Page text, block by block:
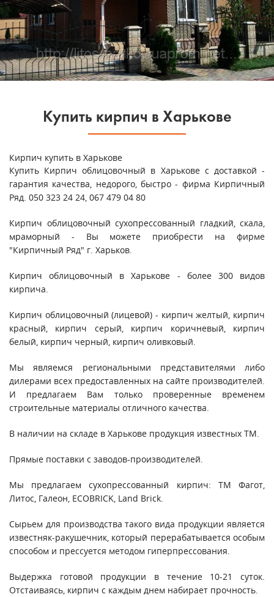
Купить кирпич в Харькове
Кирпич купить в Харькове
Купить Кирпич облицовочный в Харьковес доставкой -
гарантия качества, недорого, быстро - фирма Кирпичный
Ряд. 050 323 24 24, 067 479 04 80
Кирпич облицовочный сухопрессованный гладкий, скала,
мраморный - Вы можете приобрести на фирме
"Кирпичный Ряд" г. Харьков.
Кирпич облицовочный в Харькове - более 300 видов
кирпича.
Кирпич облицовочный (лицевой) - кирпич желтый, кирпич
красный, кирпич серый, кирпич коричневый, кирпич
белый, кирпич черный, кирпич оливковый.
Мы являемся региональными представителями либо
дилерами всех предоставленных на сайте производителей.
И предлагаем Вам только проверенные временем
строительные материалы отличного качества.
В наличии на складе в Харькове продукция известных ТМ.
Прямые поставки с заводов-производителей.
Мы предлагаем сухопрессованный кирпич: ТМ Фагот,
Литос, Галеон, ECOBRICK, Land Brick.
Сырьем для производства такого вида продукции является
известняк-ракушечник, который перерабатывается особым
способом и прессуется методом гиперпрессования.
Выдержка готовой продукции в течение 10-21 суток.
Отстаиваясь, кирпич с каждым днем набирает прочность.